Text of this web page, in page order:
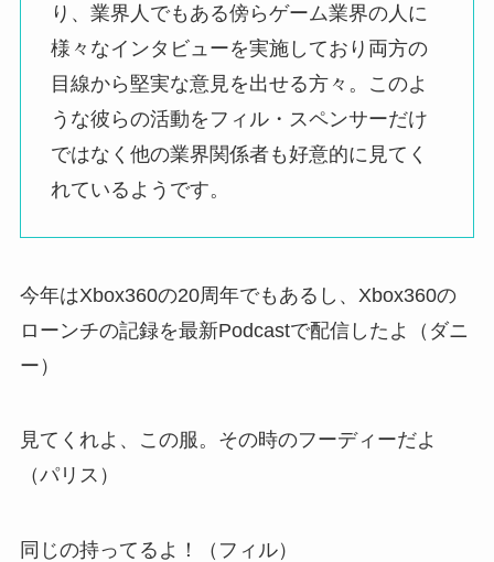
り、業界人でもある傍らゲーム業界の人に
様々なインタビューを実施しており両方の
目線から堅実な意見を出せる方々。このよ
うな彼らの活動をフィル・スペンサーだけ
ではなく他の業界関係者も好意的に見てく
れているようです。
今年はXbox360の20周年でもあるし、Xbox360の
ローンチの記録を最新Podcastで配信したよ（ダニ
ー）
見てくれよ、この服。その時のフーディーだよ
（パリス）
同じの持ってるよ！（フィル）